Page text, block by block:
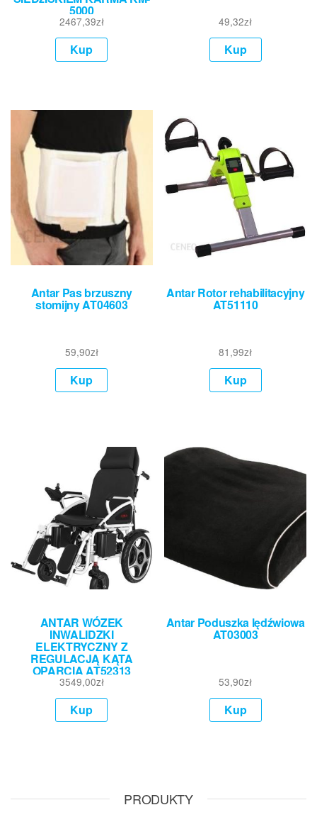
5000
2467,39zł
Kup
49,32zł
Kup
Antar Pas brzuszny
stomijny AT04603
59,90zł
Kup
Antar Rotor rehabilitacyjny
AT51110
81,99zł
Kup
ANTAR WÓZEK
INWALIDZKI
ELEKTRYCZNY Z
REGULACJĄ KĄTA
OPARCIA AT52313
3549,00zł
Kup
Antar Poduszka lędźwiowa
AT03003
53,90zł
Kup
PRODUKTY